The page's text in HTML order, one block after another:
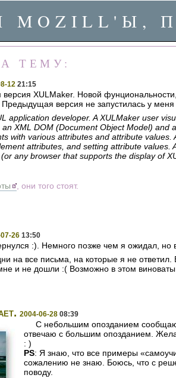
MOZILL'Ы,
ТЕМУ:
12 21:15
версия XULMaker. Новой
версия не запустилась у
application developer. A XULMaker user
XML DOM (Document Object Model)
with various attributes and attribute
attributes, and setting attribute
any browser that supports the display of
, они того стоят.
26 13:50
:). Немного позже чем я ожидал,
на все письма, на которые я не
и не дошли :( Возможно в этом
2004-06-28 08:39
С небольшим опозданием сообщаю
отвечаю с большим опозданием.
: )
PS: Я знаю, что все примеры
сожалению не знаю. Боюсь, что с
поводу.